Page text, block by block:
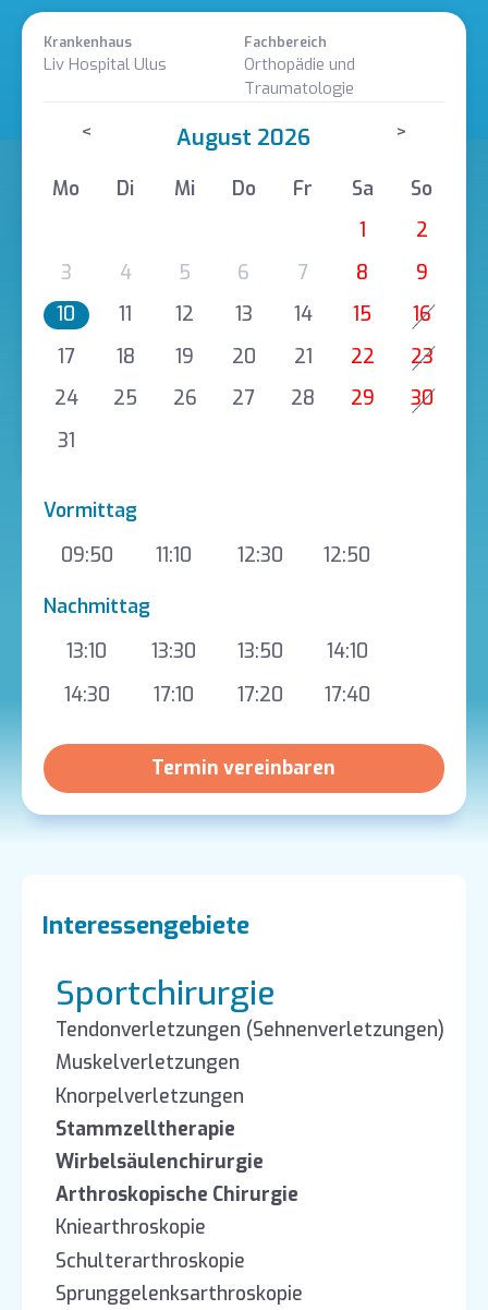
Krankenhaus
Liv Hospital Ulus
Fachbereich
Orthopädie und
Traumatologie
< August 2026 >
Mo Di Mi Do Fr Sa
So
1
2
3
4 5 6 7 8
9
10
11 12 13 14 15
16
17
18 19 20 21 22
23
24
25 26 27 28 29
30
31
Vormittag
09:50
11:10 12:30 12:50
Nachmittag
13:10
13:30 13:50
14:10
14:30
17:10 17:20 17:40
Termin vereinbaren
Interessengebiete
Sportchirurgie
Tendonverletzungen (Sehnenverletzungen)
Muskelverletzungen
Knorpelverletzungen
Stammzelltherapie
Wirbelsäulenchirurgie
Arthroskopische Chirurgie
Kniearthroskopie
Schulterarthroskopie
Sprunggelenksarthroskopie